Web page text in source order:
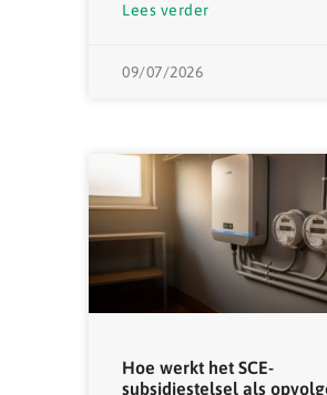
Lees verder
09/07/2026
Hoe werkt het SCE-
subsidiestelsel als